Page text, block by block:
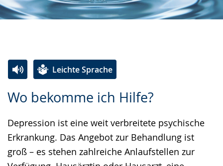
Wo bekomme ich Hilfe?
Depression ist eine weit verbreitete psychische
Erkrankung. Das Angebot zur Behandlung ist
groß – es stehen zahlreiche Anlaufstellen zur
Leichte Sprache
Leichten
wechseln.
Audio-
Video
Deutscher
Gebärdensprache
wird